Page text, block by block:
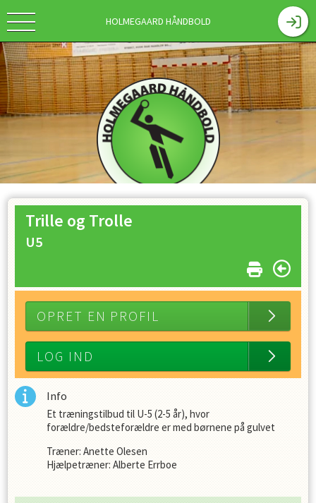
HOLMEGAARD HÅNDBOLD
Holmegaard Håndbold
Velkommen til Holmegaard Håndbolds
Trille og Trolle
U5
OPRET EN PROFIL
LOG IND
Info
Et træningstilbud til U-5 (2-5 år), hvor
forældre/bedsteforældre er med børnene på gulvet
Træner: Anette Olesen
Hjælpetræner: Alberte Errboe